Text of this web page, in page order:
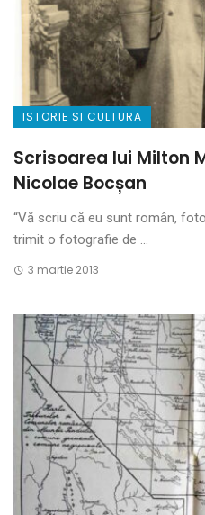
ISTORIE SI CULTURA
Scrisoarea lui Milton
Nicolae Bocșan
“Vă scriu că eu sunt român,
trimit o fotografie de ...
3 martie 2013